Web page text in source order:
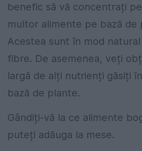
benefic să vă concentrați
multor alimente pe bază de
Acestea sunt în mod
fibre. De asemenea, veți
largă de alți nutrienți găsiți
bază de plante.
Gândiți-vă la ce alimente
puteți adăuga la mese.